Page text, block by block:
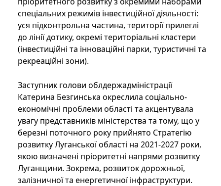
спеціальних режимів інвестиційної діяльності:
уся підконтрольна частина, території прилеглі
до лінії дотику, окремі територіальні кластери
(інвестиційні та інноваційні парки, туристичні та
рекреаційні зони).
Заступник голови облдержадміністрації
Катерина Безгинська окреслила соціально-
економічні проблеми області та акцентувала
увагу представників міністерства та тому, що у
березні поточного року прийнято Стратегію
розвитку Луганської області на 2021-2027 роки,
якою визначені пріоритетні напрями розвитку
Луганщини. Зокрема, розвиток дорожньої,
залізничної та енергетичної інфраструктури.